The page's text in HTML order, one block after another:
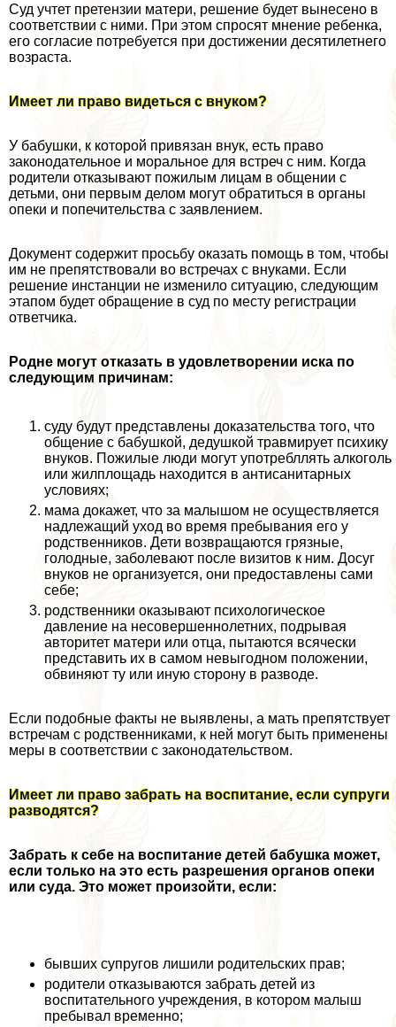
Суд учтет претензии матери, решение будет вынесено в
соответствии с ними. При этом спросят мнение ребенка,
его согласие потребуется при достижении десятилетнего
возраста.
Имеет ли право видеться с внуком?
У бабушки, к которой привязан внук, есть право
законодательное и мopaльное для встреч с ним. Когда
родители отказывают пожилым лицам в общении с
детьми, они первым делом могут обратиться в органы
опеки и попечительства с заявлением.
Документ содержит просьбу оказать помощь в том, чтобы
им не препятствовали во встречах с внуками. Если
решение инстанции не изменило ситуацию, следующим
этапом будет обращение в суд по месту регистрации
ответчика.
Родне могут отказать в удовлетворении иска по
следующим причинам:
суду будут представлены доказательства того, что
общение с бабушкой, дедушкой травмирует психику
внуков. Пожилые люди могут употрeбллять алкоголь
или жилплощадь находится в антисанитарных
условиях;
мама докажет, что за малышом не осуществляется
надлежащий уход во время пребывания его у
родственников. Дети возвращаются грязные,
голодные, заболевают после визитов к ним. Досуг
внуков не организуется, они предоставлены сами
себе;
родственники оказывают психологическое
давление на несовершеннолетних, подрывая
авторитет матери или отца, пытаются всячески
представить их в самом невыгодном положении,
обвиняют ту или иную сторону в разводе.
Если подобные факты не выявлены, а мать препятствует
встречам с родственниками, к ней могут быть применены
меры в соответствии с законодательством.
Имеет ли право забрать на воспитание, если супруги
разводятся?
Забрать к себе на воспитание детей бабушка может,
если только на это есть разрешения органов опеки
или суда. Это может произойти, если:
бывших супругов лишили родительских прав;
родители отказываются забрать детей из
воспитательного учреждения, в котором малыш
пребывал временно;